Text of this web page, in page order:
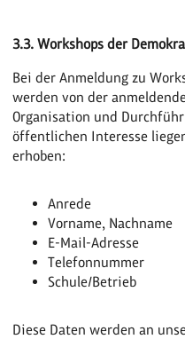
3.3. Workshops der
Bei der Anmeldung zu
werden von der
Organisation und
öffentlichen Interesse
erhoben:
Anrede
Vorname, Nachname
E-Mail-Adresse
Telefonnummer
Schule/Betrieb
Diese Daten werden an